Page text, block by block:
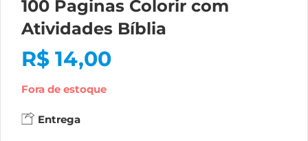
100 Paginas Colorir com
Atividades Bíblia
R$ 14,00
Fora de estoque
Entrega